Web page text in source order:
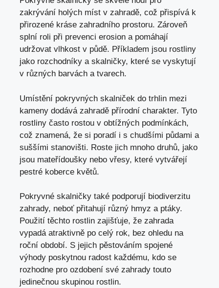
zakrývání holých míst v zahradě, což přispívá k
přirozené kráse zahradního prostoru. Zároveň
splní roli při prevenci erosion a pomáhají
udržovat vlhkost v půdě. Příkladem jsou rostliny
jako rozchodníky a skalničky, které se vyskytují
v různých barvách a tvarech.
Umístění pokryvných skalniček do trhlin mezi
kameny dodává zahradě přírodní charakter. Tyto
rostliny často rostou v obtížných podmínkách,
což znamená, že si poradí i s chudšími půdami a
suššími stanovišti. Roste jich mnoho druhů, jako
jsou mateřídoušky nebo vřesy, které vytvářejí
pestré koberce květů.
Pokryvné skalničky také podporují biodiverzitu
zahrady, neboť přitahují různý hmyz a ptáky.
Použití těchto rostlin zajišťuje, že zahrada
vypadá atraktivně po celý rok, bez ohledu na
roční období. S jejich pěstováním spojené
výhody poskytnou radost každému, kdo se
rozhodne pro ozdobení své zahrady touto
jedinečnou skupinou rostlin.